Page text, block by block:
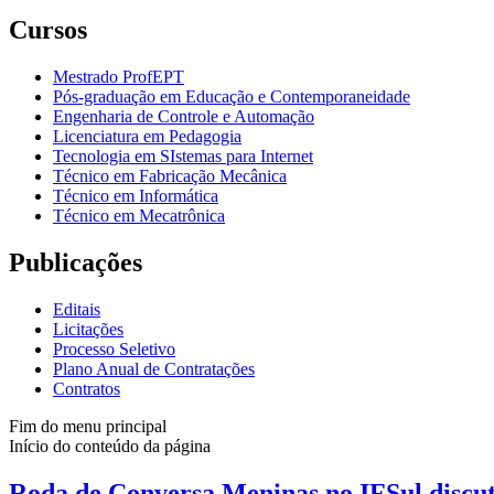
Cursos
Mestrado ProfEPT
Pós-graduação em Educação e Contemporaneidade
Engenharia de Controle e Automação
Licenciatura em Pedagogia
Tecnologia em SIstemas para Internet
Técnico em Fabricação Mecânica
Técnico em Informática
Técnico em Mecatrônica
Publicações
Editais
Licitações
Processo Seletivo
Plano Anual de Contratações
Contratos
Fim do menu principal
Início do conteúdo da página